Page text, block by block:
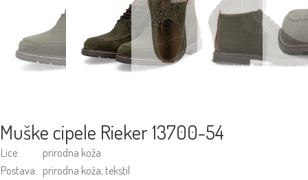
Muške cipele Rieker 13700-54
Lice:
prirodna koža
Postava: prirodna koža, tekstil